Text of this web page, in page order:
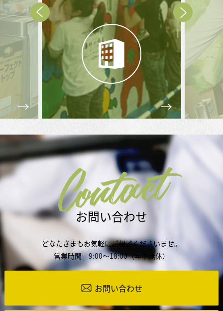
Prev Next
Contact
お問い合わせ
どなたさまもお気軽にご相談くださいませ。
営業時間 9:00～18:00（年中無休）
お問い合わせ